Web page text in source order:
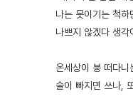
나는 못이기는 척
나쁘지 않겠다 생
온세상이 붕 떠다
술이 빠지면 쓰나,